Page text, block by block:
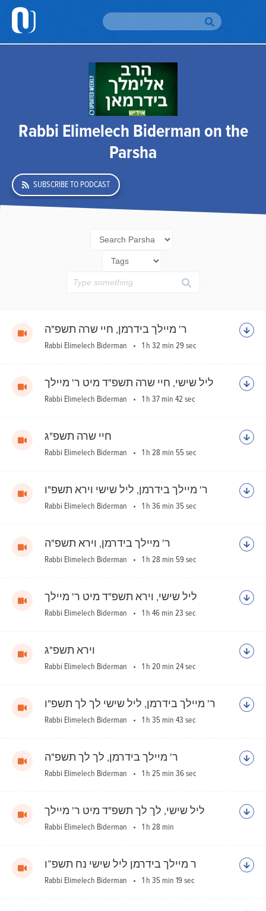
Rabbi Elimelech Biderman on the
Parsha
SUBSCRIBE TO PODCAST
ר' מיילך בידרמן, חיי שרה תשפ"ה
Rabbi Elimelech Biderman 1 h 32 min 29 sec
ליל שישי, חיי שרה תשפ"ד מיט ר' מיילך
Rabbi Elimelech Biderman 1 h 37 min 42 sec
חיי שרה תשפ"ג
Rabbi Elimelech Biderman 1 h 28 min 55 sec
ר' מיילך בידרמן, ליל שישי וירא תשפ"ו
Rabbi Elimelech Biderman 1 h 36 min 35 sec
ר' מיילך בידרמן, וירא תשפ"ה
Rabbi Elimelech Biderman 1 h 28 min 59 sec
ליל שישי, וירא תשפ"ד מיט ר' מיילך
Rabbi Elimelech Biderman 1 h 46 min 23 sec
וירא תשפ"ג
Rabbi Elimelech Biderman 1 h 20 min 24 sec
ר' מיילך בידרמן, ליל שישי לך לך תשפ"ו
Rabbi Elimelech Biderman 1 h 35 min 43 sec
ר' מיילך בידרמן, לך לך תשפ"ה
Rabbi Elimelech Biderman 1 h 25 min 36 sec
ליל שישי, לך לך תשפ"ד מיט ר' מיילך
Rabbi Elimelech Biderman 1 h 28 min
‎⁨ר מיילך בידרמן ליל שישי נח תשפ”ו
Rabbi Elimelech Biderman 1 h 35 min 19 sec